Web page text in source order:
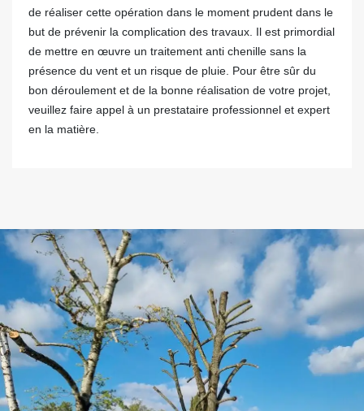
de réaliser cette opération dans le moment prudent dans le
but de prévenir la complication des travaux. Il est primordial
de mettre en œuvre un traitement anti chenille sans la
présence du vent et un risque de pluie. Pour être sûr du
bon déroulement et de la bonne réalisation de votre projet,
veuillez faire appel à un prestataire professionnel et expert
en la matière.